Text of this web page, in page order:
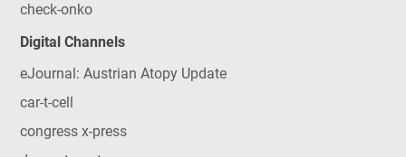
check-onko
Digital Channels
eJournal: Austrian Atopy Update
car-t-cell
congress x-press